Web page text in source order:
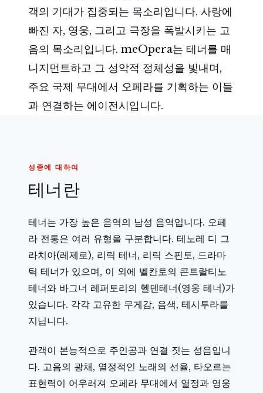
객의 기대가 집중되는 목소리입니다. 사랑에
빠진 자, 영웅, 그리고 극장을 폭발시키는 고
음의 목소리입니다. meOpera는 테너를 매
니지먼트하고 그 성악적 정체성을 빛내며,
주요 국제 무대에서 오페라를 기획하는 이들
과 연결하는 에이전시입니다.
성종에 대하여
테너란
테너는 가장 높은 음역의 남성 음역입니다. 오페
라 전통은 여러 유형을 구분합니다. 테노레 디 그
라치아(레제로), 리릭 테너, 리릭 스핀토, 드라마
틱 테너가 있으며, 이 외에 벨칸토의 콘트랄티노
테너와 바그너 레퍼토리의 헬덴테너(영웅 테너)가
있습니다. 각각 고유한 무게감, 음색, 테시투라를
지닙니다.
관객이 본능적으로 주인공과 연결 짓는 성음입니
다. 고음의 광채, 열정적인 노래의 선율, 타오르는
표현력이 어우러져 오페라 무대에서 열정과 영웅